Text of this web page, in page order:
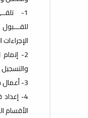
1-
2-
3- أعمال شئون الطلاب الوافدين.
4-
الأقسام